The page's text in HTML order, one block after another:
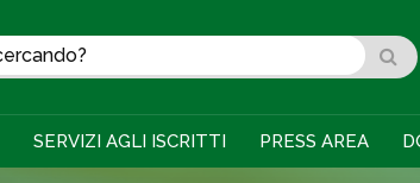
SERVIZI AGLI ISCRITTI PRESS AREA